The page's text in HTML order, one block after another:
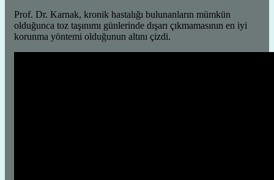
Prof. Dr. Karnak, kronik hastalığı bulunanların mümkün
olduğunca toz taşınımı günlerinde dışarı çıkmamasının en iyi
korunma yöntemi olduğunun altını çizdi.